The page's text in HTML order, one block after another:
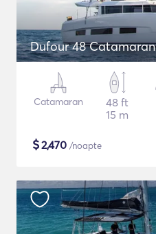
Dufour 48 Catamaran
Catamaran
48 ft
15 m
$2,470 /noapte